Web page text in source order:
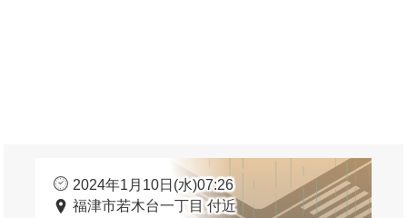
2024年1月10日(水)07:26
福津市若木台一丁目 付近